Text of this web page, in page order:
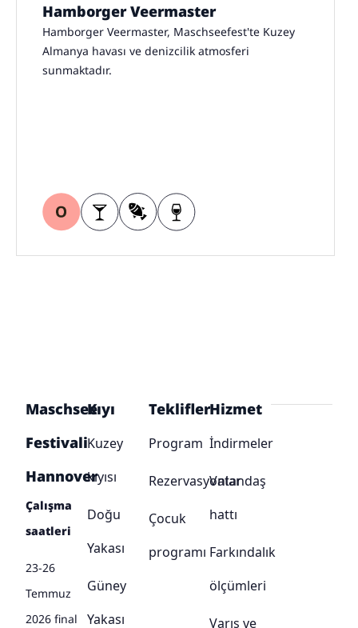
Hamborger Veermaster
Hamborger Veermaster, Maschseefest'te Kuzey
Almanya havası ve denizcilik atmosferi
sunmaktadır.
Maschsee
Festivali
Hannover
Çalışma
saatleri
23-26
Temmuz
2026 final
Kıyı
Kuzey
kıyısı
Doğu
Yakası
Güney
Yakası
Teklifler
Program
Rezervasyonlar
Çocuk
programı
Hizmet
İndirmeler
Vatandaş
hattı
Farkındalık
ölçümleri
Varış ve